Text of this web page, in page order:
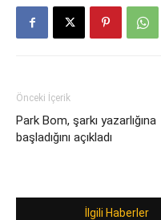
Önceki İçerik
Park Bom, şarkı yazarlığına
başladığını açıkladı
İlgili Haberler